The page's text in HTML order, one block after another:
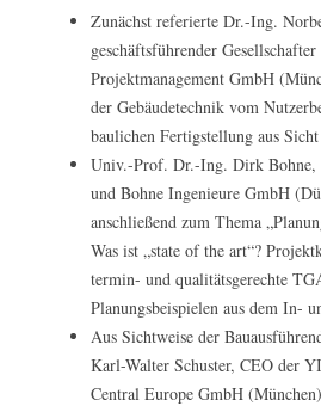
Zunächst referierte Dr.-Ing.
geschäftsführender Gesellschafter
Projektmanagement GmbH
der Gebäudetechnik vom
baulichen Fertigstellung aus
Univ.-Prof. Dr.-Ing. Dirk Bohne,
und Bohne Ingenieure GmbH
anschließend zum Thema
Was ist „state of the art“?
termin- und qualitätsgerechte
Planungsbeispielen aus dem In-
Aus Sichtweise der
Karl-Walter Schuster, CEO der
Central Europe GmbH